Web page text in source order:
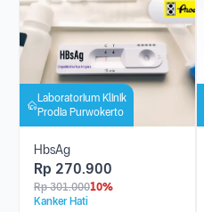
Laboratorium Klinik
Prodia Purwokerto
HbsAg
Rp 270.900
Rp 301.00010%
Kanker Hati